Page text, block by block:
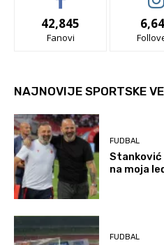
42,845
Fanovi
NAJNOVIJE SPORTSKE
FUDBAL
Stanković
na moja
FUDBAL